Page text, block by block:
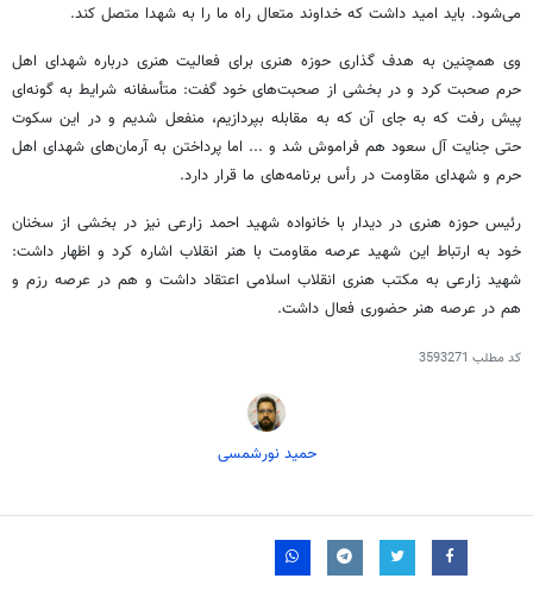
می‌شود. باید امید داشت كه خداوند متعال راه ما را به شهدا متصل كند.
وی همچنین به هدف گذاری حوزه هنری برای فعالیت هنری درباره شهدای اهل
حرم صحبت كرد و در بخشی از صحبت‌های خود گفت: متأسفانه شرایط به گونه‌ای
پیش‌ رفت كه به جای آن كه به مقابله بپردازیم، منفعل شدیم و در این سكوت
حتی جنایت آل سعود هم فراموش شد و ... اما پرداختن به آرمان‌های شهدای اهل
حرم و شهدای مقاومت در رأس برنامه‌های ما قرار دارد.
رئیس حوزه هنری در دیدار با خانواده شهید احمد زارعی نیز در بخشی از سخنان
خود به ارتباط این شهید عرصه مقاومت با هنر انقلاب اشاره كرد و اظهار داشت:
شهید زارعی به مكتب هنری انقلاب اسلامی اعتقاد داشت و هم در عرصه رزم و
هم در عرصه هنر حضوری فعال داشت.
کد مطلب 3593271
حمید نورشمسی